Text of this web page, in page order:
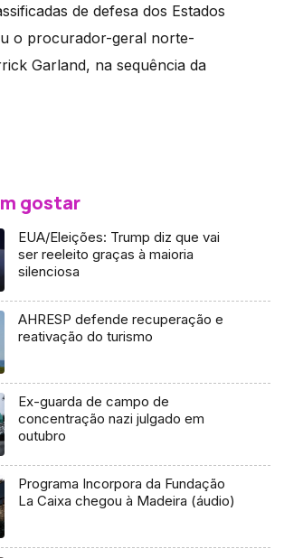
de defesa dos Estados
o procurador-geral norte-
Garland, na sequência da
gostar
EUA/Eleições: Trump diz que vai
ser reeleito graças à maioria
silenciosa
AHRESP defende recuperação e
reativação do turismo
Ex-guarda de campo de
concentração nazi julgado em
outubro
Programa Incorpora da Fundação
La Caixa chegou à Madeira (áudio)